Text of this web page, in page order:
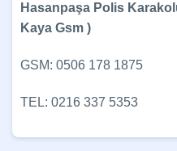
Hasanpaşa Polis
Kaya Gsm )
GSM: 0506 178 1875
TEL: 0216 337 5353